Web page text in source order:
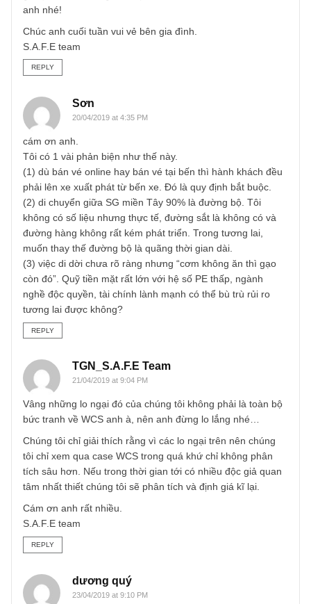
chúng tôi lo ngại 3 điểm chính: (1) Kế hoạch di dời bến xe
chưa rõ ràng (2) Triển vọng thị trường vé xe online cạnh
tranh với vé xe truyền thống qua bến (3) Cạnh tranh từ
hãng hàng không trong dài hạn.
trap” nên chúng tôi không đào sâu nữa, nếu có nhiều độc
giả quan tâm chúng tôi sẽ phân tích và tìm hiểu sâu hơn
anh nhé!
Chúc anh cuối tuần vui vẻ bên gia đình.
S.A.F.E team
REPLY
Sơn
20/04/2019 at 4:35 PM
cám ơn anh.
Tôi có 1 vài phản biện như thế này.
(1) dù bán vé online hay bán vé tại bến thì hành khách
phải lên xe xuất phát từ bến xe. Đó là quy định bắt buộc.
không có số liệu nhưng thực tế, đường sắt là không có và
đường hàng không rất kém phát triển. Trong tương lai,
muốn thay thế đường bộ là quãng thời gian dài.
(3) việc di dời chưa rõ ràng nhưng “cơm không ăn thì gạo
còn đó”. Quỹ tiền mặt rất lớn với hệ số PE thấp, ngành
nghề độc quyền, tài chính lành mạnh có thể bù trù rủi ro
tương lai được không?
REPLY
Vâng những lo ngại đó của chúng tôi không phải là toàn
bức tranh về WCS anh à, nên anh đừng lo lắng nhé…